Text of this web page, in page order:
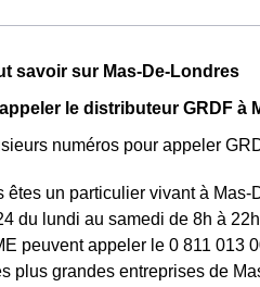
savoir sur Mas-De-Londres
le distributeur GRDF à
numéros pour appeler
êtes un particulier vivant à
du lundi au samedi de 8h à
peuvent appeler le 0 811 013
plus grandes entreprises de